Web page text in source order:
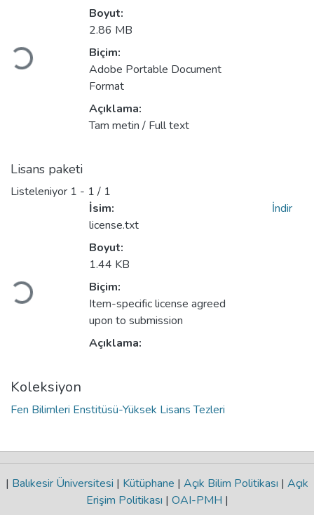
Yükleniyor...
Boyut:
2.86 MB
Biçim:
Adobe Portable Document
Format
Açıklama:
Tam metin / Full text
Lisans paketi
Listeleniyor 1 - 1 / 1
Yükleniyor...
İsim:
license.txt
Boyut:
1.44 KB
Biçim:
Item-specific license agreed
upon to submission
Açıklama:
İndir
Koleksiyon
Fen Bilimleri Enstitüsü-Yüksek Lisans Tezleri
| Balıkesir Üniversitesi | Kütüphane | Açık Bilim Politikası | Açık
Erişim Politikası | OAI-PMH |